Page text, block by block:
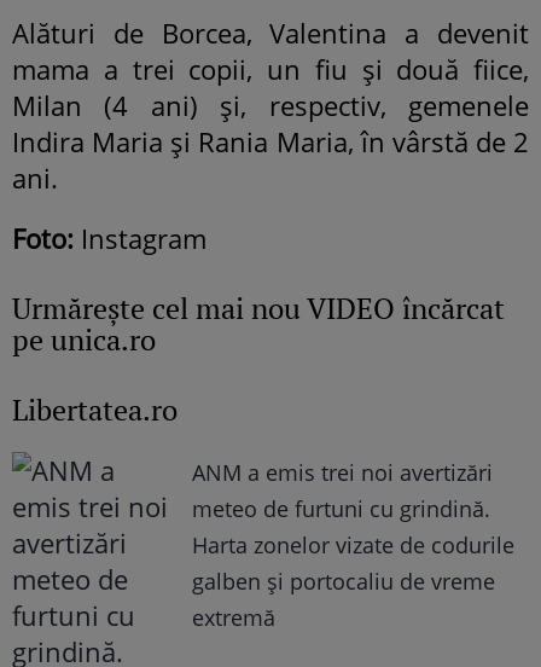
Alături de Borcea, Valentina a devenit
mama a trei copii, un fiu și două fiice,
Milan (4 ani) și, respectiv, gemenele
Indira Maria și Rania Maria, în vârstă de 2
ani.
Foto: Instagram
Urmăreşte cel mai nou VIDEO încărcat
pe unica.ro
Libertatea.ro
ANM a emis trei noi avertizări
meteo de furtuni cu grindină.
Harta zonelor vizate de codurile
galben și portocaliu de vreme
extremă